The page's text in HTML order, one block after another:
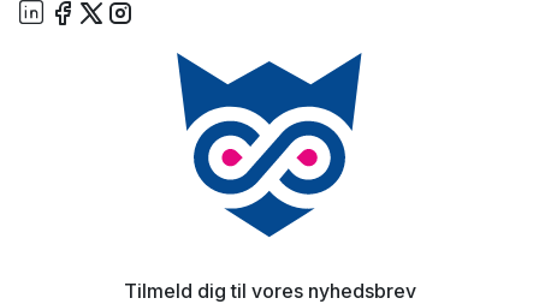
Tilmeld dig til vores nyhedsbrev